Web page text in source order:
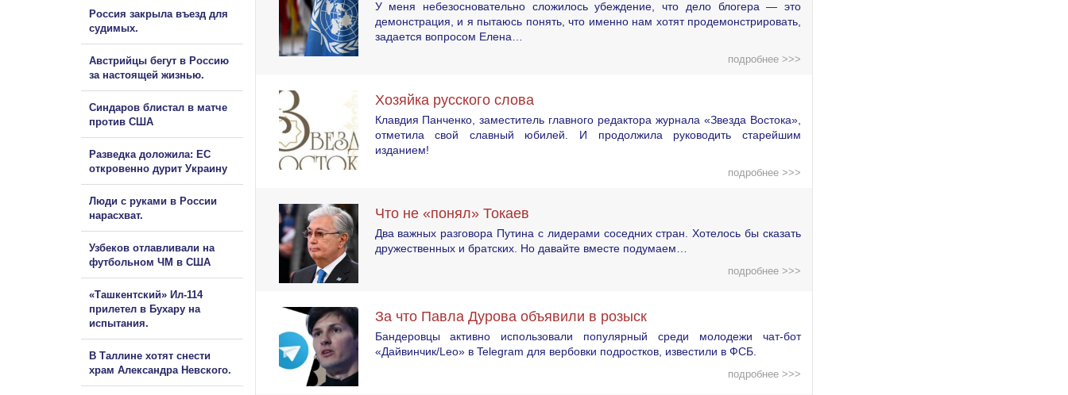
У меня небезосновательно сложилось убеждение, что дело блогера — это
демонстрация, и я пытаюсь понять, что именно нам хотят продемонстрировать,
задается вопросом Елена…
подробнее >>>
Хозяйка русского слова
Клавдия Панченко, заместитель главного редактора журнала «Звезда Востока»,
отметила свой славный юбилей. И продолжила руководить старейшим
изданием!
подробнее >>>
Что не «понял» Токаев
Два важных разговора Путина с лидерами соседних стран. Хотелось бы сказать
дружественных и братских. Но давайте вместе подумаем…
подробнее >>>
За что Павла Дурова объявили в розыск
Бандеровцы активно использовали популярный среди молодежи чат-бот
«Дайвинчик/Leo» в Telegram для вербовки подростков, известили в ФСБ.
подробнее >>>
Россия закрыла въезд для
судимых.
Австрийцы бегут в Россию
за настоящей жизнью.
Синдаров блистал в матче
против США
Разведка доложила: ЕС
откровенно дурит Украину
Люди с руками в России
нарасхват.
Узбеков отлавливали на
футбольном ЧМ в США
«Ташкентский» Ил-114
прилетел в Бухару на
испытания.
В Таллине хотят снести
храм Александра Невского.